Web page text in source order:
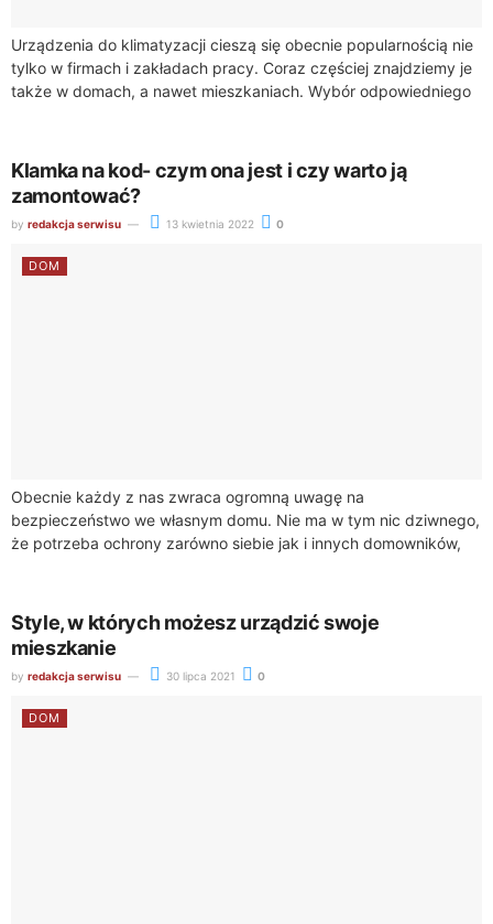
Urządzenia do klimatyzacji cieszą się obecnie popularnością nie
tylko w firmach i zakładach pracy. Coraz częściej znajdziemy je
także w domach, a nawet mieszkaniach. Wybór odpowiedniego
Klamka na kod- czym ona jest i czy warto ją
zamontować?
by redakcja serwisu 13 kwietnia 2022 0
DOM
Obecnie każdy z nas zwraca ogromną uwagę na
bezpieczeństwo we własnym domu. Nie ma w tym nic dziwnego,
że potrzeba ochrony zarówno siebie jak i innych domowników,
Style, w których możesz urządzić swoje
mieszkanie
by redakcja serwisu 30 lipca 2021 0
DOM